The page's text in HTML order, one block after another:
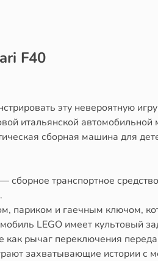
F40
эту невероятную
итальянской автомобильной
сборная машина для
транспортное
париком и гаечным ключом,
LEGO имеет культовый
как рычаг переключения
захватывающие истории с